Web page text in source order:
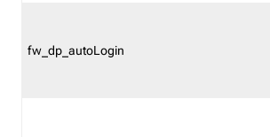
fw_dp_autoLogin